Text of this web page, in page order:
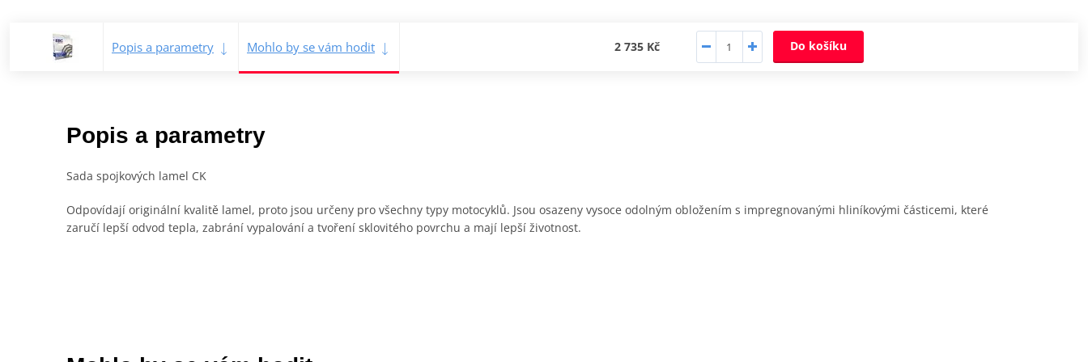
Popis a parametry Mohlo by se vám hodit 2 735 Kč Do košíku
Popis a parametry
Sada spojkových lamel CK
Odpovídají originální kvalitě lamel, proto jsou určeny pro všechny typy motocyklů. Jsou osazeny vysoce odolným obložením s impregnovanými hliníkovými částicemi, které
zaručí lepší odvod tepla, zabrání vypalování a tvoření sklovitého povrchu a mají lepší životnost.